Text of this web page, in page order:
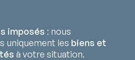
imposés : nous
uniquement les biens et
à votre situation.